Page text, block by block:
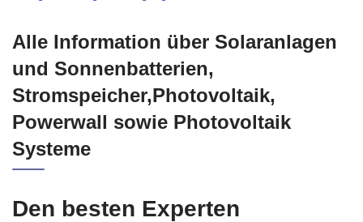
Alle Information über Solaranlagen
und Sonnenbatterien,
Stromspeicher,Photovoltaik,
Powerwall sowie Photovoltaik
Systeme
Den besten Experten